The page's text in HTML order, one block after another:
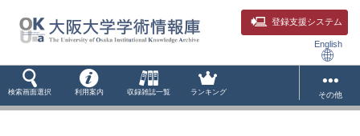
登録支援システム
English
検索画面選択 利用案内 収録雑誌一覧 ランキング その他